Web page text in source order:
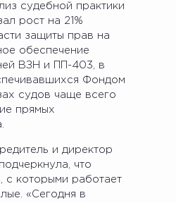
судебной практики
рост на 21%
защиты прав на
обеспечение
ВЗН и ПП-403, в
Фондом
судов чаще всего
прямых
и директор
что
с которыми работает
«Сегодня в